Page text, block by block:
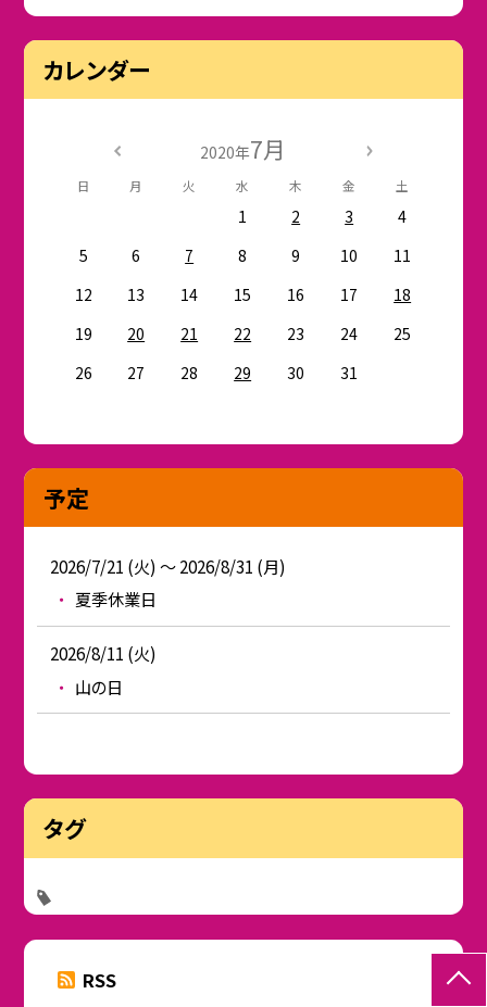
カレンダー
2020年7月
日 月 火 水 木 金 土
1 2 3
4
5
6 7 8 9 10
11
12
13 14 15 16 17
18
19
20 21 22 23 24
25
26
27 28 29 30 31
予定
2026/7/21 (火) ～ 2026/8/31 (月)
夏季休業日
2026/8/11 (火)
山の日
タグ
RSS